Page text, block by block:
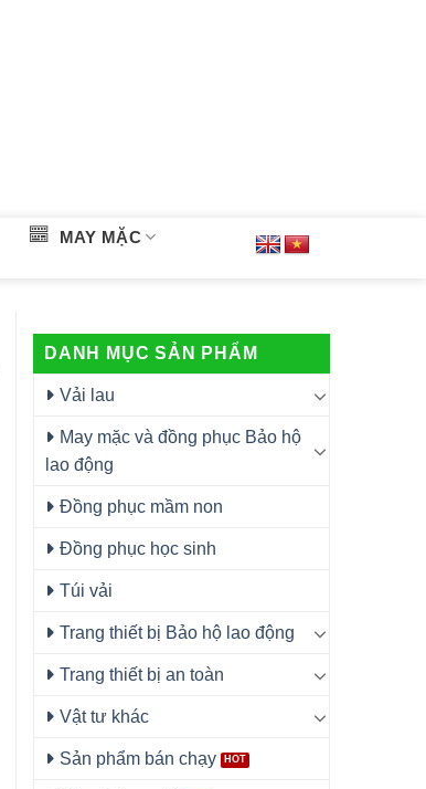
MAY MẶC
DANH MỤC SẢN PHẨM
Vải lau
May mặc và đồng phục Bảo hộ
lao động
Đồng phục mầm non
Đồng phục học sinh
Túi vải
Trang thiết bị Bảo hộ lao động
Trang thiết bị an toàn
Vật tư khác
Sản phẩm bán chạy